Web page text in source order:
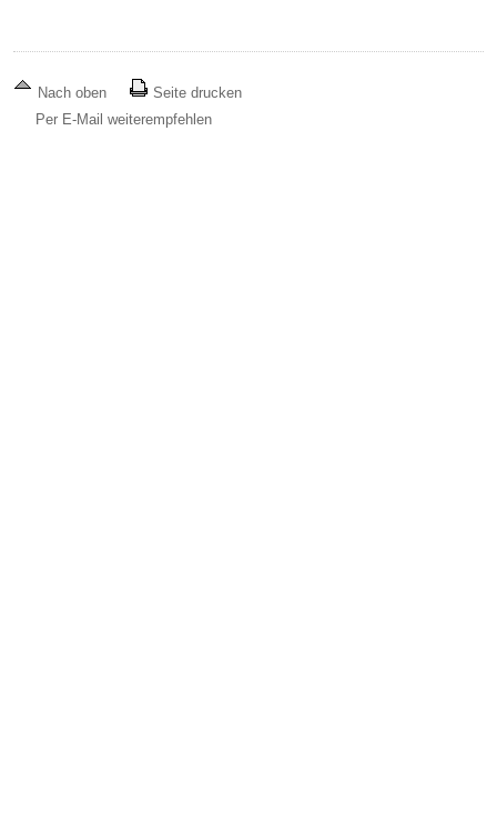
Nach oben
Seite drucken
Per E-Mail weiterempfehlen